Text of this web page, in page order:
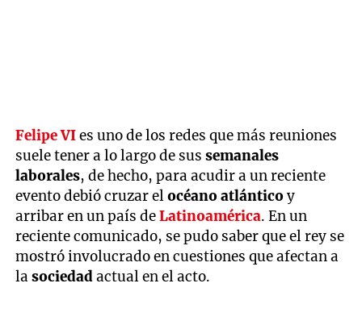
Felipe VIes uno de los redes que más reuniones
suele tener a lo largo de sus semanales
laborales, de hecho, para acudir a un reciente
evento debió cruzar elocéano atlánticoy
arribar en un país deLatinoamérica. En un
reciente comunicado, se pudo saber que el rey se
mostró involucrado en cuestiones que afectan a
lasociedadactual en el acto.